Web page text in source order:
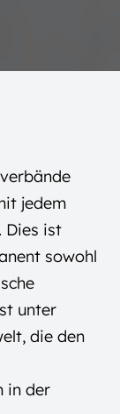
jedem
Dies ist
sowohl
unter
die den
in der